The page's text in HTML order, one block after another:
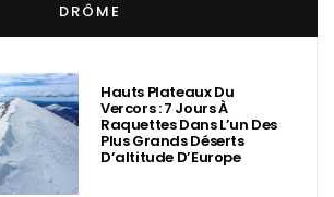
DRÔME
Hauts Plateaux Du
Vercors : 7 Jours À
Raquettes Dans L’un Des
Plus Grands Déserts
D’altitude D’Europe